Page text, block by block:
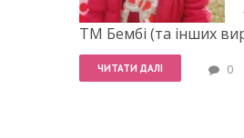
ТМ Бембі (та інших
ЧИТАТИ ДАЛІ 0